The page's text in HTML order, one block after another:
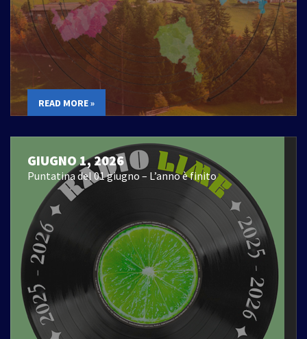
READ MORE »
GIUGNO 1, 2026
Puntatina del 01 giugno – L’anno è finito